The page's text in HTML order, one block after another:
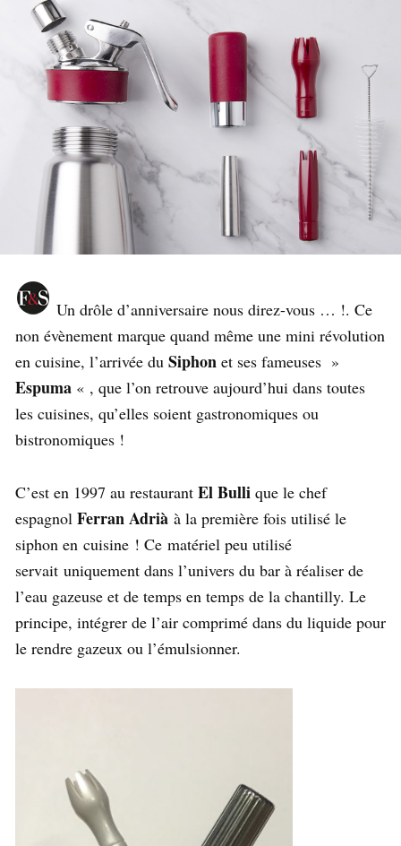
Un drôle d’anniversaire nous direz-vous … !. Ce
non évènement marque quand même une mini révolution
en cuisine, l’arrivée du Siphon et ses fameuses »
Espuma « , que l’on retrouve aujourd’hui dans toutes
les cuisines, qu’elles soient gastronomiques ou
bistronomiques !
C’est en 1997 au restaurant El Bulli que le chef
espagnol Ferran Adrià à la première fois utilisé le
siphon en cuisine ! Ce matériel peu utilisé
servait uniquement dans l’univers du bar à réaliser de
l’eau gazeuse et de temps en temps de la chantilly. Le
principe, intégrer de l’air comprimé dans du liquide pour
le rendre gazeux ou l’émulsionner.